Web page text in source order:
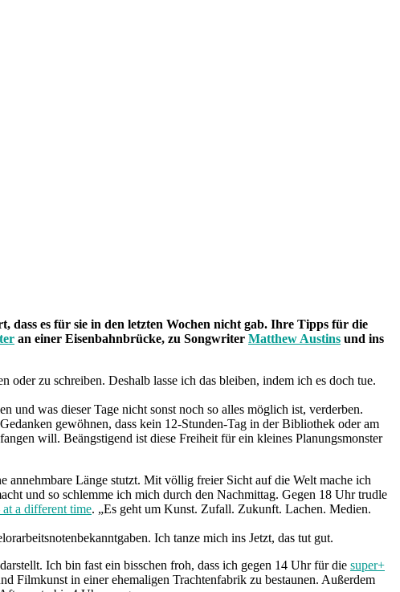
dass es für sie in den letzten Wochen nicht gab. Ihre Tipps für die
an einer Eisenbahnbrücke, zu Songwriter Matthew Austins und ins
oder zu schreiben. Deshalb lasse ich das bleiben, indem ich es doch tue.
was dieser Tage nicht sonst noch so alles möglich ist, verderben.
gewöhnen, dass kein 12-Stunden-Tag in der Bibliothek oder am
will. Beängstigend ist diese Freiheit für ein kleines Planungsmonster
annehmbare Länge stutzt. Mit völlig freier Sicht auf die Welt mache ich
und so schlemme ich mich durch den Nachmittag. Gegen 18 Uhr trudle
a different time. „Es geht um Kunst. Zufall. Zukunft. Lachen. Medien.
Ich tanze mich ins Jetzt, das tut gut.
Ich bin fast ein bisschen froh, dass ich gegen 14 Uhr für die super+
Filmkunst in einer ehemaligen Trachtenfabrik zu bestaunen. Außerdem